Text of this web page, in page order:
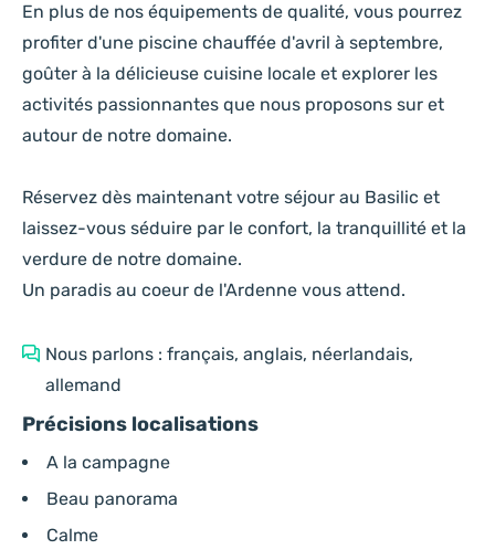
En plus de nos équipements de qualité, vous pourrez
profiter d'une piscine chauffée d'avril à septembre,
goûter à la délicieuse cuisine locale et explorer les
activités passionnantes que nous proposons sur et
autour de notre domaine.
Réservez dès maintenant votre séjour au Basilic et
laissez-vous séduire par le confort, la tranquillité et la
verdure de notre domaine.
Un paradis au coeur de l'Ardenne vous attend.
Nous parlons : français, anglais, néerlandais,
allemand
Précisions localisations
A la campagne
Beau panorama
Calme